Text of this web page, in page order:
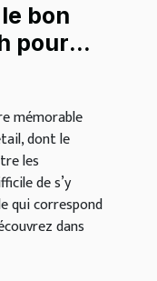
bon
pour
?
mémorable
dont le
les
de s’y
qui correspond
dans